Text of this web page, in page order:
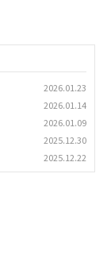
2026.01.23
2026.01.14
2026.01.09
2025.12.30
2025.12.22